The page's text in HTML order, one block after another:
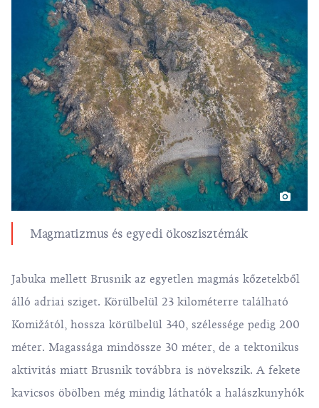
Magmatizmus és egyedi ökoszisztémák
Jabuka mellett Brusnik az egyetlen magmás kőzetekből
álló adriai sziget. Körülbelül 23 kilométerre található
Komižától, hossza körülbelül 340, szélessége pedig 200
méter. Magassága mindössze 30 méter, de a tektonikus
aktivitás miatt Brusnik továbbra is növekszik. A fekete
kavicsos öbölben még mindig láthatók a halászkunyhók